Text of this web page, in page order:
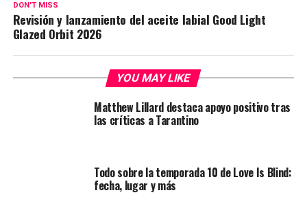
DON'T MISS
Revisión y lanzamiento del aceite labial Good Light
Glazed Orbit 2026
YOU MAY LIKE
Matthew Lillard destaca apoyo positivo tras
las críticas a Tarantino
Todo sobre la temporada 10 de Love Is Blind:
fecha, lugar y más